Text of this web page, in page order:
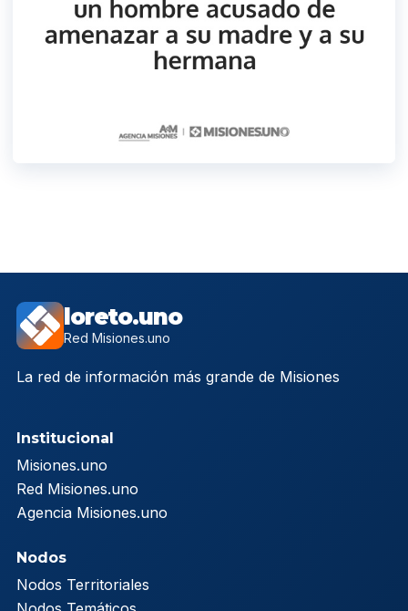
loreto.uno
Red Misiones.uno
La red de información más grande de Misiones
Institucional
Misiones.uno
Red Misiones.uno
Agencia Misiones.uno
Nodos
Nodos Territoriales